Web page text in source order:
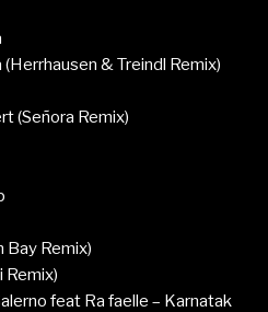
(Herrhausen & Treindl Remix)
(Señora Remix)
Bay Remix)
Remix)
feat Ra faelle – Karnatak